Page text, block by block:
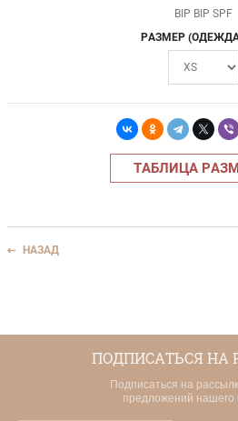
BIP BIP SPF
РАЗМЕР (ОДЕЖДА
ТАБЛИЦА
НАЗАД
ПОДПИСАТЬСЯ НА
Подписаться на
предложений нашего